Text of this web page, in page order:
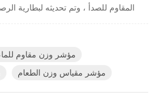
المقاوم للصدأ ، وتم تحديثه لبطارية
1/30000 مؤشر وزن مقاوم للماء
Peak HoldAnimal وزن شاشة...
مؤشر وزن مقاوم
مؤشر مقياس وزن الطعام